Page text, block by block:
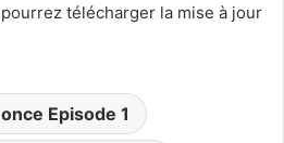
télécharger la mise à jour
Episode 1